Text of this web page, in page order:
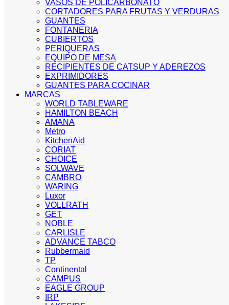
VASOS DE POLICARBONATO
CORTADORES PARA FRUTAS Y VERDURAS
GUANTES
FONTANERIA
CUBIERTOS
PERIQUERAS
EQUIPO DE MESA
RECIPIENTES DE CATSUP Y ADEREZOS
EXPRIMIDORES
GUANTES PARA COCINAR
MARCAS
WORLD TABLEWARE
HAMILTON BEACH
AMANA
Metro
KitchenAid
CORIAT
CHOICE
SOLWAVE
CAMBRO
WARING
Luxor
VOLLRATH
GET
NOBLE
CARLISLE
ADVANCE TABCO
Rubbermaid
TP
Continental
CAMPUS
EAGLE GROUP
IRP